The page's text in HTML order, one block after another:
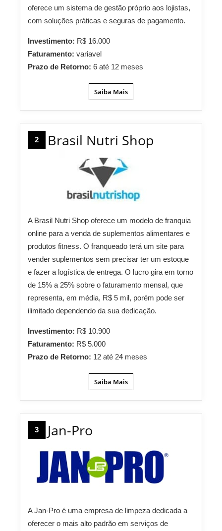
oferece um sistema de gestão próprio aos lojistas,
com soluções práticas e seguras de pagamento.
Investimento: R$ 16.000
Faturamento: variavel
Prazo de Retorno: 6 até 12 meses
Saiba Mais
2 Brasil Nutri Shop
A Brasil Nutri Shop oferece um modelo de franquia
online para a venda de suplementos alimentares e
produtos fitness. O franqueado terá um site para
vender suplementos sem precisar ter um estoque
e fazer a logística de entrega. O lucro gira em torno
de 15% a 25% sobre o faturamento mensal, que
representa, em média, R$ 5 mil, porém pode ser
ilimitado dependendo da sua dedicação.
Investimento: R$ 10.900
Faturamento: R$ 5.000
Prazo de Retorno: 12 até 24 meses
Saiba Mais
3 Jan-Pro
A Jan-Pro é uma empresa de limpeza dedicada a
oferecer o mais alto padrão em serviços de